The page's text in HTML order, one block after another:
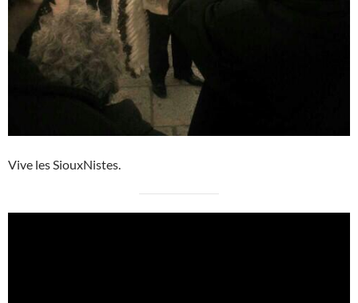
Vive les SiouxNistes.